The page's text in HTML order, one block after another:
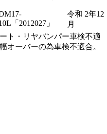
「2012027」
令和 2年12
月
ト・リヤバンパー車検不適
オーバーの為車検不適合。